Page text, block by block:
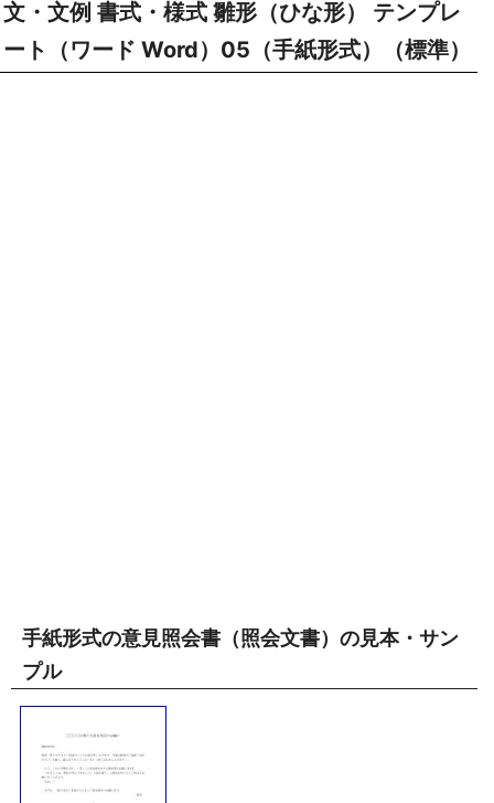
文・文例 書式・様式 雛形（ひな形） テンプレ
ート（ワード Word）05（手紙形式）（標準）
手紙形式の意見照会書（照会文書）の見本・サン
プル